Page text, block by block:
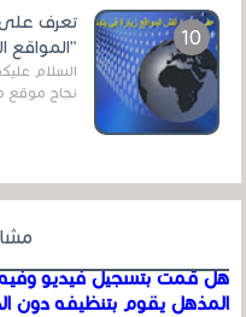
تعرف على
"المواقع
السلام
نجاح موقع
هل قمت بتسجيل فيديو وفيه
المذهل يقوم بتنظيفه دون